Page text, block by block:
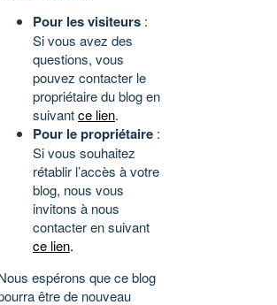
Pour les visiteurs :
Si vous avez des
questions, vous
pouvez contacter le
propriétaire du blog en
suivantce lien.
Pour le propriétaire :
Si vous souhaitez
rétablir l’accès à votre
blog, nous vous
invitons à nous
contacter en suivant
ce lien.
espérons que ce blog
être de nouveau